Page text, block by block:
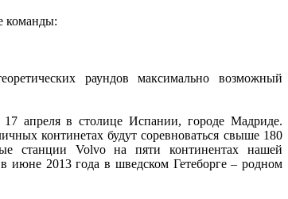
команды:
раундов максимально возможный
апреля в столице Испании, городе Мадриде.
континетах будут соревноваться свыше 180
станции Volvo на пяти континентах нашей
июне 2013 года в шведском Гетеборге – родном